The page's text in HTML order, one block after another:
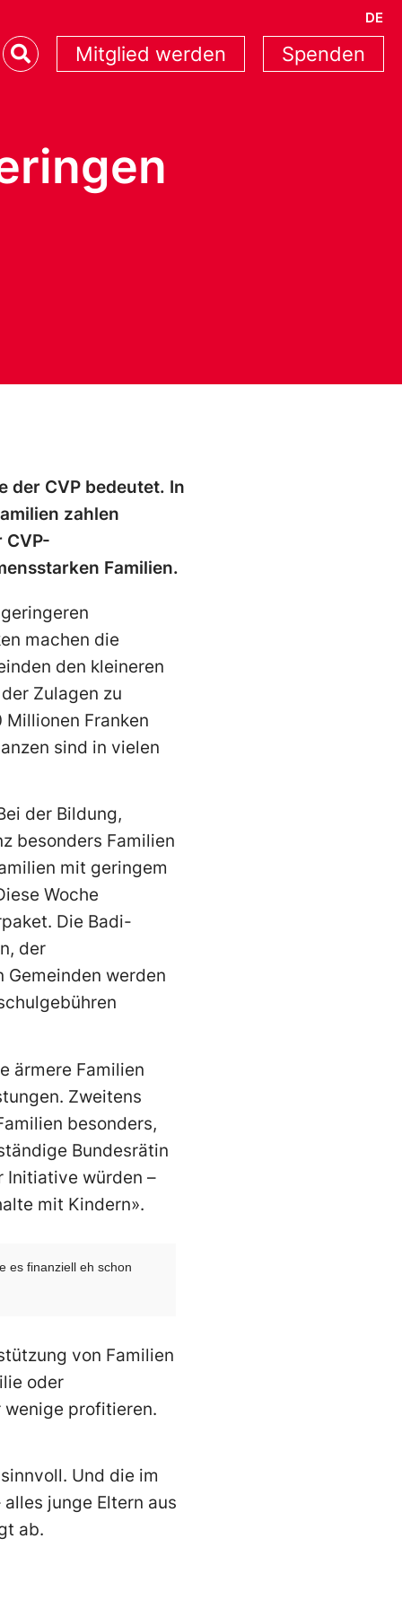
DE
Mitglied werden Spenden
der CVP bedeutet. In
zahlen
CVP-
Familien.
machen die
den kleineren
Zulagen zu
Franken
sind in vielen
der Bildung,
besonders Familien
mit geringem
Woche
Die Badi-
der
werden
ärmere Familien
Zweitens
besonders,
Bundesrätin
Initiative würden –
mit Kindern».
es finanziell eh schon
von Familien
oder
profitieren.
Und die im
junge Eltern aus
ab.